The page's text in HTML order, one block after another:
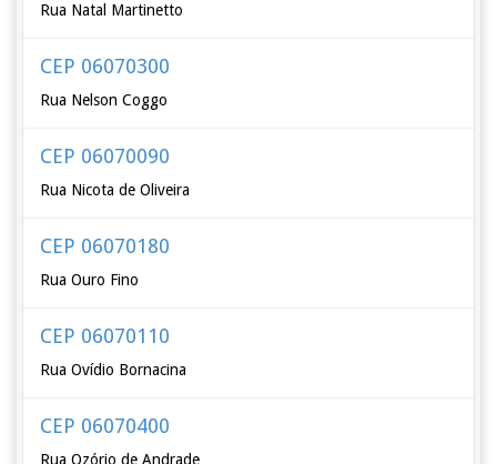
Rua Natal Martinetto
CEP 06070300
Rua Nelson Coggo
CEP 06070090
Rua Nicota de Oliveira
CEP 06070180
Rua Ouro Fino
CEP 06070110
Rua Ovídio Bornacina
CEP 06070400
Rua Ozório de Andrade